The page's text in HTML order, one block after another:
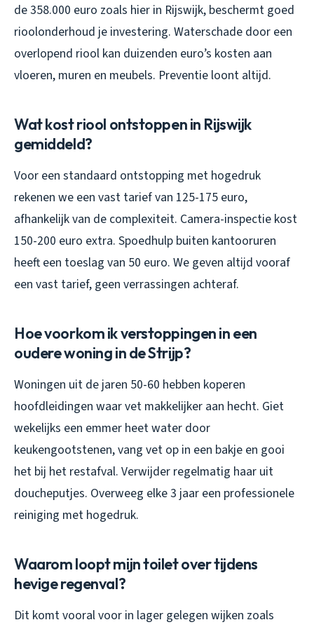
de 358.000 euro zoals hier in Rijswijk, beschermt goed
rioolonderhoud je investering. Waterschade door een
overlopend riool kan duizenden euro’s kosten aan
vloeren, muren en meubels. Preventie loont altijd.
Wat kost riool ontstoppen in Rijswijk
gemiddeld?
Voor een standaard ontstopping met hogedruk
rekenen we een vast tarief van 125-175 euro,
afhankelijk van de complexiteit. Camera-inspectie kost
150-200 euro extra. Spoedhulp buiten kantooruren
heeft een toeslag van 50 euro. We geven altijd vooraf
een vast tarief, geen verrassingen achteraf.
Hoe voorkom ik verstoppingen in een
oudere woning in de Strijp?
Woningen uit de jaren 50-60 hebben koperen
hoofdleidingen waar vet makkelijker aan hecht. Giet
wekelijks een emmer heet water door
keukengootstenen, vang vet op in een bakje en gooi
het bij het restafval. Verwijder regelmatig haar uit
doucheputjes. Overweeg elke 3 jaar een professionele
reiniging met hogedruk.
Waarom loopt mijn toilet over tijdens
hevige regenval?
Dit komt vooral voor in lager gelegen wijken zoals